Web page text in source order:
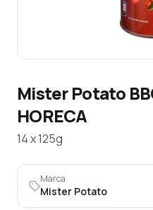
Mister Potato
HORECA
14 x 125g
Marca
Mister Potato